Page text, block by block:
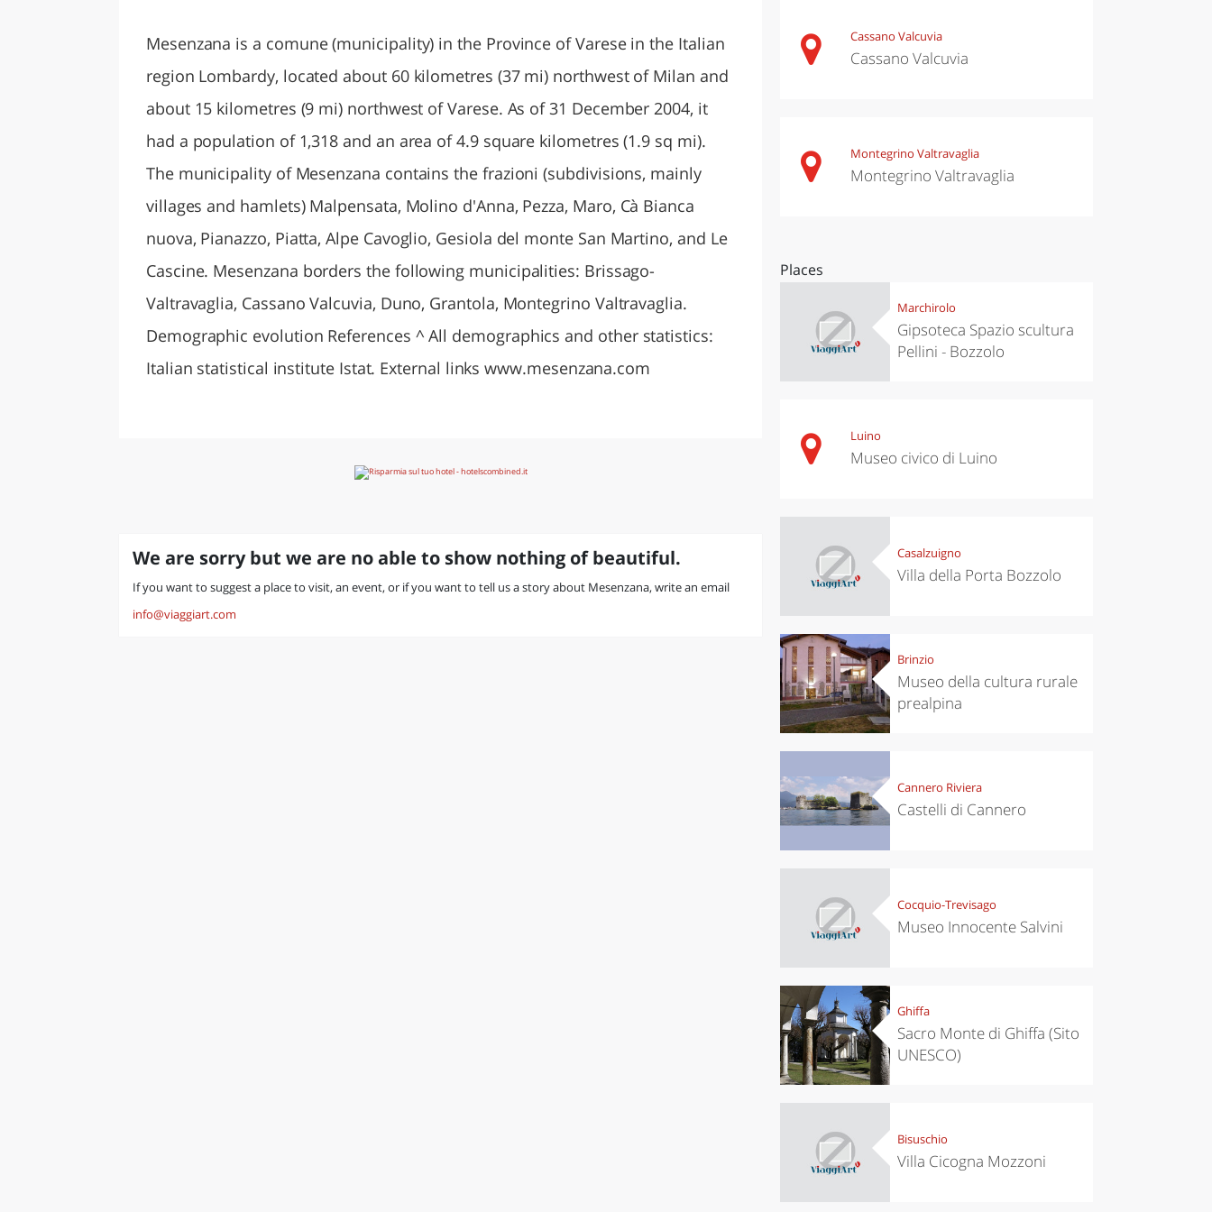
Mesenzana is a comune (municipality) in the Province of Varese in the Italian
region Lombardy, located about 60 kilometres (37 mi) northwest of Milan and
about 15 kilometres (9 mi) northwest of Varese. As of 31 December 2004, it
had a population of 1,318 and an area of 4.9 square kilometres (1.9 sq mi).
The municipality of Mesenzana contains the frazioni (subdivisions, mainly
villages and hamlets) Malpensata, Molino d'Anna, Pezza, Maro, Cà Bianca
nuova, Pianazzo, Piatta, Alpe Cavoglio, Gesiola del monte San Martino, and Le
Cascine. Mesenzana borders the following municipalities: Brissago-
Valtravaglia, Cassano Valcuvia, Duno, Grantola, Montegrino Valtravaglia.
Demographic evolution References ^ All demographics and other statistics:
Italian statistical institute Istat. External links www.mesenzana.com
We are sorry but we are no able to show nothing of beautiful.
If you want to suggest a place to visit, an event, or if you want to tell us a story about Mesenzana, write an email
info@viaggiart.com
Cassano Valcuvia
Cassano Valcuvia
Montegrino Valtravaglia
Montegrino Valtravaglia
Places
Marchirolo
Gipsoteca Spazio scultura
Pellini - Bozzolo
Luino
Museo civico di Luino
Casalzuigno
Villa della Porta Bozzolo
Brinzio
Museo della cultura rurale
prealpina
Cannero Riviera
Castelli di Cannero
Cocquio-Trevisago
Museo Innocente Salvini
Ghiffa
Sacro Monte di Ghiffa (Sito
UNESCO)
Bisuschio
Villa Cicogna Mozzoni